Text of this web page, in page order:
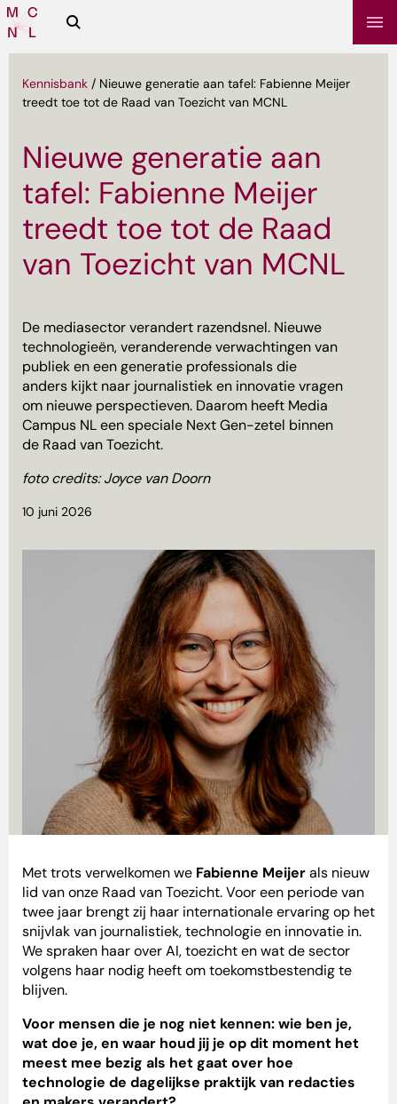
Media
Campus
Zoeken
Kennisbank / Nieuwe generatie aan tafel: Fabienne Meijer
treedt toe tot de Raad van Toezicht van MCNL
Nieuwe generatie aan
tafel: Fabienne Meijer
treedt toe tot de Raad
van Toezicht van MCNL
De mediasector verandert razendsnel. Nieuwe
technologieën, veranderende verwachtingen van
publiek en een generatie professionals die
anders kijkt naar journalistiek en innovatie vragen
om nieuwe perspectieven. Daarom heeft Media
Campus NL een speciale Next Gen-zetel binnen
de Raad van Toezicht.
foto credits: Joyce van Doorn
10 juni 2026
Met trots verwelkomen we Fabienne Meijerals nieuw
lid van onze Raad van Toezicht. Voor een periode van
twee jaar brengt zij haar internationale ervaring op het
snijvlak van journalistiek, technologie en innovatie in.
We spraken haar over AI, toezicht en wat de sector
volgens haar nodig heeft om toekomstbestendig te
blijven.
Voor mensen die je nog niet kennen: wie ben je,
wat doe je, en waar houd jij je op dit moment het
meest mee bezig als het gaat over hoe
technologie de dagelijkse praktijk van redacties